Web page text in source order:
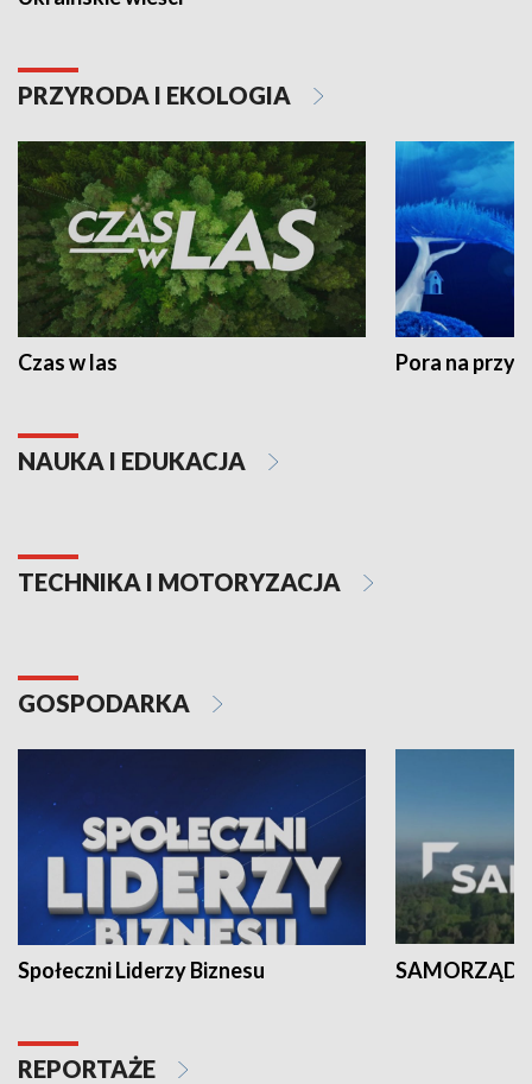
PRZYRODA I EKOLOGIA
Czas w las Pora na
NAUKA I EDUKACJA
TECHNIKA I MOTORYZACJA
GOSPODARKA
Społeczni Liderzy Biznesu SAMORZĄD
REPORTAŻE